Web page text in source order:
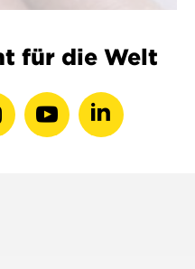
für die Welt
Youtube-LinkedIN-